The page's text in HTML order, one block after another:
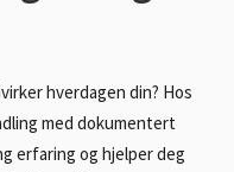
hverdagen din? Hos
med dokumentert
erfaring og hjelper deg